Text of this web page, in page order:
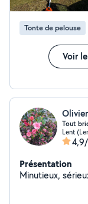
Tonte de pelouse
Voir
Tout
Lent
Présentation
Minutieux,